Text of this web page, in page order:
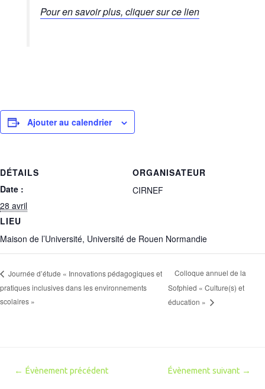
Pour en savoir plus, cliquer sur ce lien
Ajouter au calendrier
DÉTAILS
Date :
28 avril
LIEU
Maison de l’Université, Université de Rouen Normandie
ORGANISATEUR
CIRNEF
Journée d’étude « Innovations pédagogiques et
pratiques inclusives dans les environnements
scolaires »
Colloque annuel de la
Sofphied « Culture(s) et
éducation »
Navigation
← Évènement précédent Évènement suivant →